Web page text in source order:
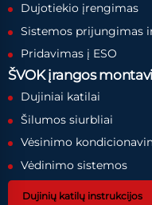
Dujotiekio įrengimas
Sistemos prijungimas
Pridavimas į ESO
ŠVOK įrangos
Dujiniai katilai
Šilumos siurbliai
Vėsinimo
Vėdinimo sistemos
Dujinių katilų instrukcijos